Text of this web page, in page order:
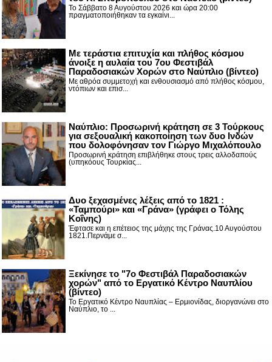
Το Σάββατο 8 Αυγούστου 2026 και ώρα 20:00
πραγματοποιήθηκαν τα εγκαίνι...
Με τεράστια επιτυχία και πλήθος κόσμου
άνοιξε η αυλαία του 7ου Φεστιβάλ
Παραδοσιακών Χορών στο Ναύπλιο (βίντεο)
Με αθρόα συμμετοχή και ενθουσιασμό από πλήθος κόσμου,
ντόπιων και επισ...
Ναύπλιο: Προσωρινή κράτηση σε 3 Τούρκους
για σεξουαλική κακοποίηση των δυο Ινδών
που δολοφόνησαν τον Γιώργο Μιχαλόπουλο
Προσωρινή κράτηση επιβλήθηκε στους τρεις αλλοδαπούς
(υπηκόους Τουρκίας...
Δυο ξεχασμένες λέξεις από το 1821 :
«Ταμπούρι» και «Γράνα» (γράφει ο Τόλης
Κοΐνης)
Έφτασε και η επέτειος της μάχης της Γράνας.10 Αυγούστου
1821.Περνάμε σ...
Ξεκίνησε το "7ο Φεστιβάλ Παραδοσιακών
χορών" από το Εργατικό Κέντρο Ναυπλίου
(βίντεο)
Το Εργατικό Κέντρο Ναυπλίας – Ερμιονίδας, διοργανώνει στο
Ναύπλιο, το ...